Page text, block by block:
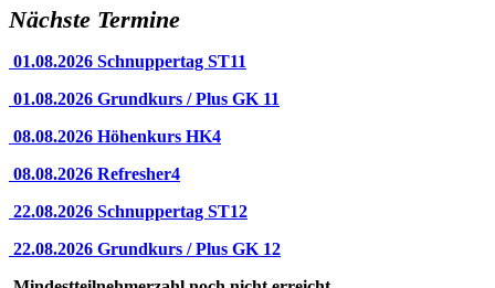
Nächste Termine
01.08.2026 Schnuppertag ST11
01.08.2026 Grundkurs / Plus GK 11
08.08.2026 Höhenkurs HK4
08.08.2026 Refresher4
22.08.2026 Schnuppertag ST12
22.08.2026 Grundkurs / Plus GK 12